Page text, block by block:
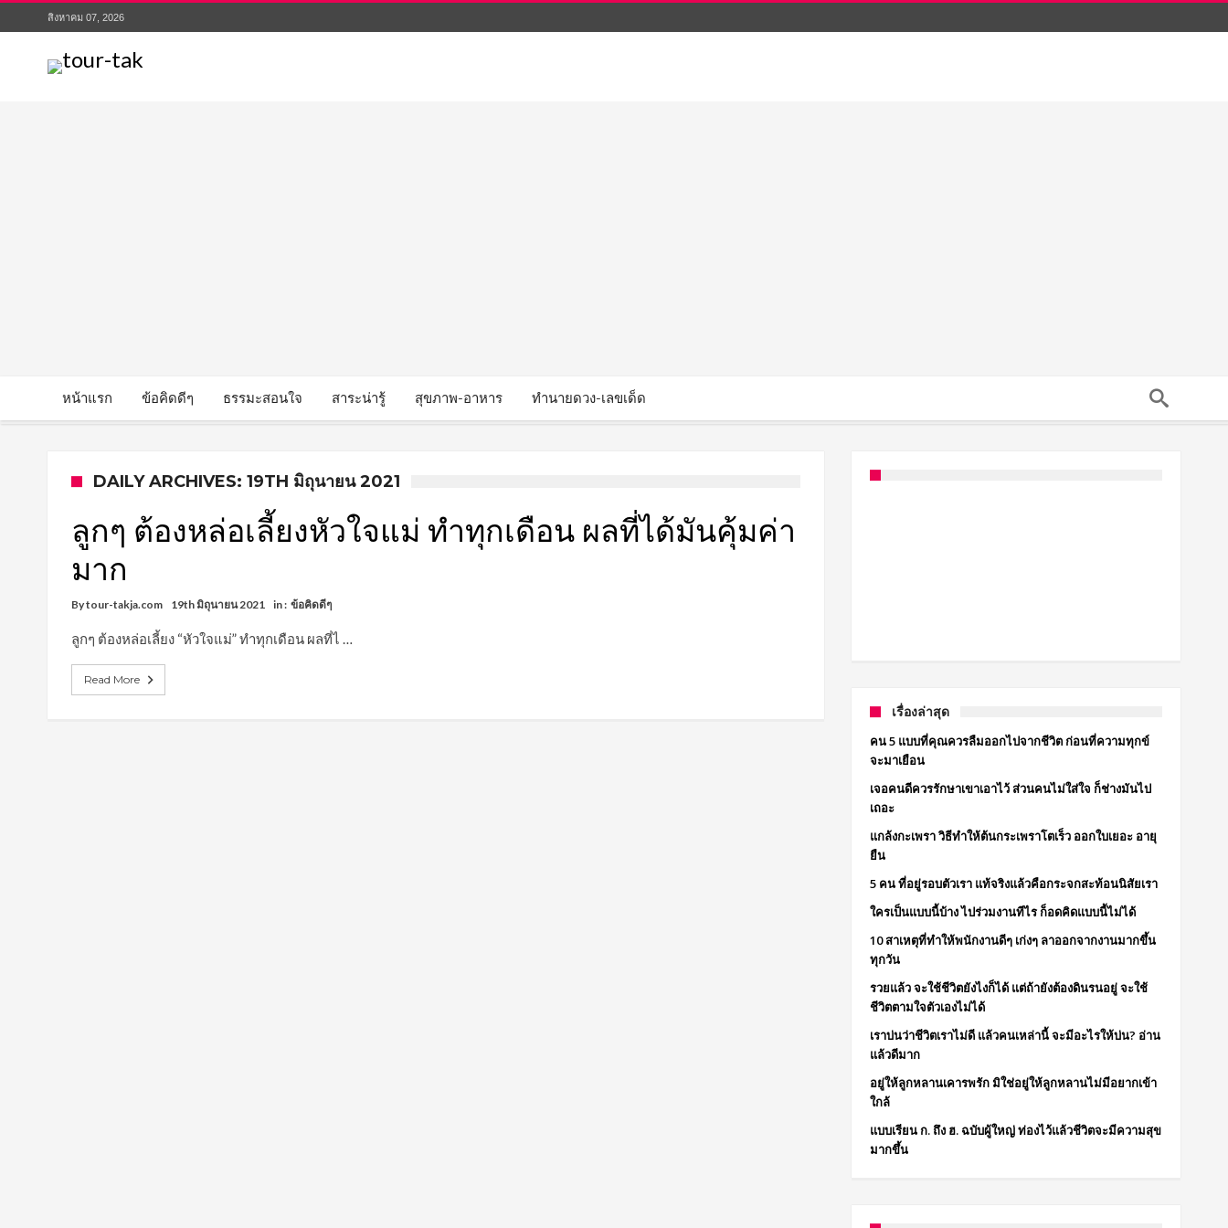
สิงหาคม 07, 2026
หน้าแรก ข้อคิดดีๆ ธรรมะสอนใจ สาระน่ารู้ สุขภาพ-อาหาร ทำนายดวง-เลขเด็ด
DAILY ARCHIVES: 19TH มิถุนายน 2021
ลูกๆ ต้องหล่อเลี้ยงหัวใจแม่ ทำทุกเดือน ผลที่ได้มันคุ้มค่า
มาก
Bytour-takja.com 19th มิถุนายน 2021 in : ข้อคิดดีๆ
ลูกๆ ต้องหล่อเลี้ยง “หัวใจแม่” ทำทุกเดือน ผลที่ไ …
Read More
เรื่องล่าสุด
คน 5 แบบที่คุณควรลืมออกไปจากชีวิต ก่อนที่ความทุกข์
จะมาเยือน
เจอคนดีควรรักษาเขาเอาไว้ ส่วนคนไม่ใส่ใจ ก็ช่างมันไป
เถอะ
แกล้งกะเพรา วิธีทำให้ต้นกระเพราโตเร็ว ออกใบเยอะ อายุ
ยืน
5 คน ที่อยู่รอบตัวเรา แท้จริงแล้วคือกระจกสะท้อนนิสัยเรา
ใครเป็นแบบนี้บ้าง ไปร่วมงานทีไร ก็อดคิดแบบนี้ไม่ได้
10 สาเหตุที่ทำให้พนักงานดีๆ เก่งๆ ลาออกจากงานมากขึ้น
ทุกวัน
รวยแล้ว จะใช้ชีวิตยังไงก็ได้ แต่ถ้ายังต้องดินรนอยู่ จะใช้
ชีวิตตามใจตัวเองไม่ได้
เราบ่นว่าชีวิตเราไม่ดี แล้วคนเหล่านี้ จะมีอะไรให้บ่น? อ่าน
แล้วดีมาก
อยู่ให้ลูกหลานเคารพรัก มิใช่อยู่ให้ลูกหลานไม่มีอยากเข้า
ใกล้
แบบเรียน ก. ถึง ฮ. ฉบับผู้ใหญ่ ท่องไว้แล้วชีวิตจะมีความสุข
มากขึ้น